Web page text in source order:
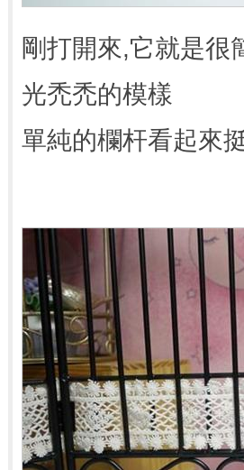
剛打開來,它就是很
光禿禿的模樣
單純的欄杆看起來